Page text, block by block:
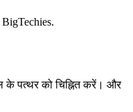
BigTechies.
के पत्थर को चिह्नित करें। और